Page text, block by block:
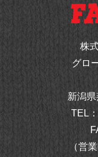
株
グロ
新潟
TEL：
（営